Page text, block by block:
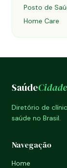
Posto de
Home Care
SaúdeCidade
Diretório de
saúde no Brasil.
Navegação
Home